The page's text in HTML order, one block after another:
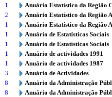
1
Anuário Estatístico da Região
2
Anuário Estatístico da Região
1
Anuário Estatístico da Região
1
Anuário de Estatísticas Sociais
1
Anuário de Estatísticas Sociais
1
Anuário de actividades 1991
1
Anuário de actividades 1987
3
Anuário de Actividades
8
Anuário da Administração
8
Anuário da Administração